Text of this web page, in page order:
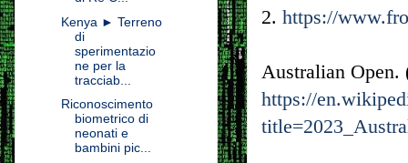
2. https://
Australian
https://
Kenya ► Terreno
di
sperimentazio
ne per la
tracciab...
Riconoscimento
biometrico di
neonati e
bambini pic...